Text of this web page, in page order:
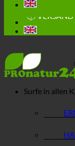
🔆 GESUND.
📦
🔖 KAUF AUF
Surfe in allen